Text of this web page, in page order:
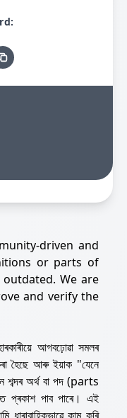
driven and
or parts of
We are
and verify the
আগবঢ়োৱা সমলৰ
আৰু ইয়াক "যেনে
শব্দৰ অৰ্থ বা পদ (parts
পাব পাৰে। এই